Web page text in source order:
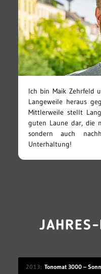
Ich bin Maik Zehrfeld
Langeweile heraus
Mittlerweile stellt
guten Laune dar, die
sondern auch
Unterhaltung!
2013 Tonomat 3000 –